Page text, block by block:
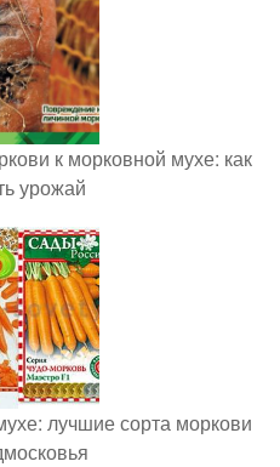
к морковной мухе: как
урожай
лучшие сорта моркови